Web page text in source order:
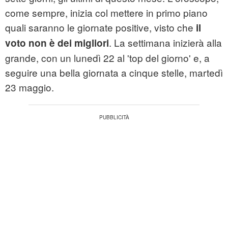
come sempre, inizia col mettere in primo piano
quali saranno le giornate positive, visto che il
voto non è dei migliori. La settimana inizierà alla
grande, con un lunedì 22 al 'top del giorno' e, a
seguire una bella giornata a cinque stelle, martedì
23 maggio.